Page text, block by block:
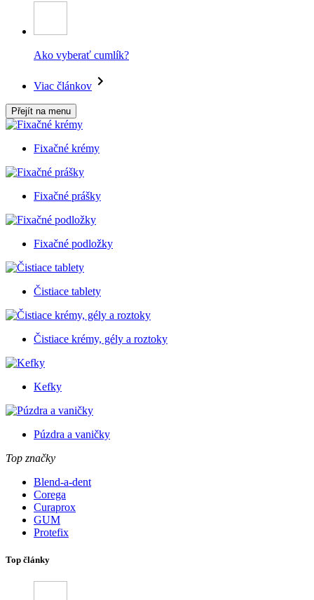
Ako vyberať cumlík?
Viac článkov
Přejít na menu
Fixačné krémy
Fixačné prášky
Fixačné podložky
Čistiace tablety
Čistiace krémy, gély a roztoky
Kefky
Púzdra a vaničky
Top značky
Blend-a-dent
Corega
Curaprox
GUM
Protefix
Top články